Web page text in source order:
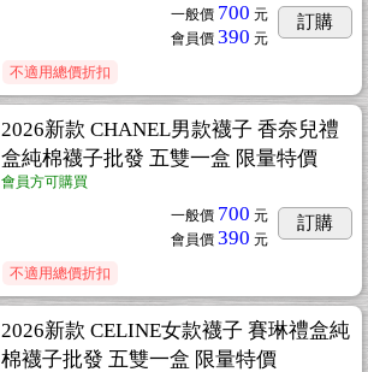
一般價 700 元
會員價 390 元
訂購
不適用總價折扣
2026新款 CHANEL男款襪子 香奈兒禮
盒純棉襪子批發 五雙一盒 限量特價
會員方可購買
一般價 700 元
會員價 390 元
訂購
不適用總價折扣
2026新款 CELINE女款襪子 賽琳禮盒純
棉襪子批發 五雙一盒 限量特價